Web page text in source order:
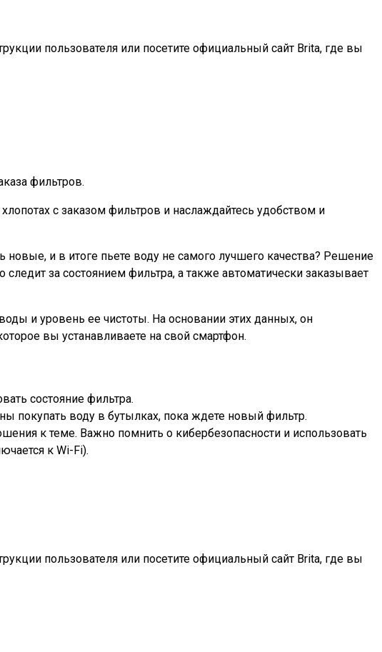
пользователя или посетите официальный сайт Brita, где вы
фильтров.
с заказом фильтров и наслаждайтесь удобством и
и в итоге пьете воду не самого лучшего качества? Решение
за состоянием фильтра, а также автоматически заказывает
и уровень ее чистоты. На основании этих данных, он
вы устанавливаете на свой смартфон.
состояние фильтра.
покупать воду в бутылках, пока ждете новый фильтр.
к теме. Важно помнить о кибербезопасности и использовать
к Wi-Fi).
пользователя или посетите официальный сайт Brita, где вы